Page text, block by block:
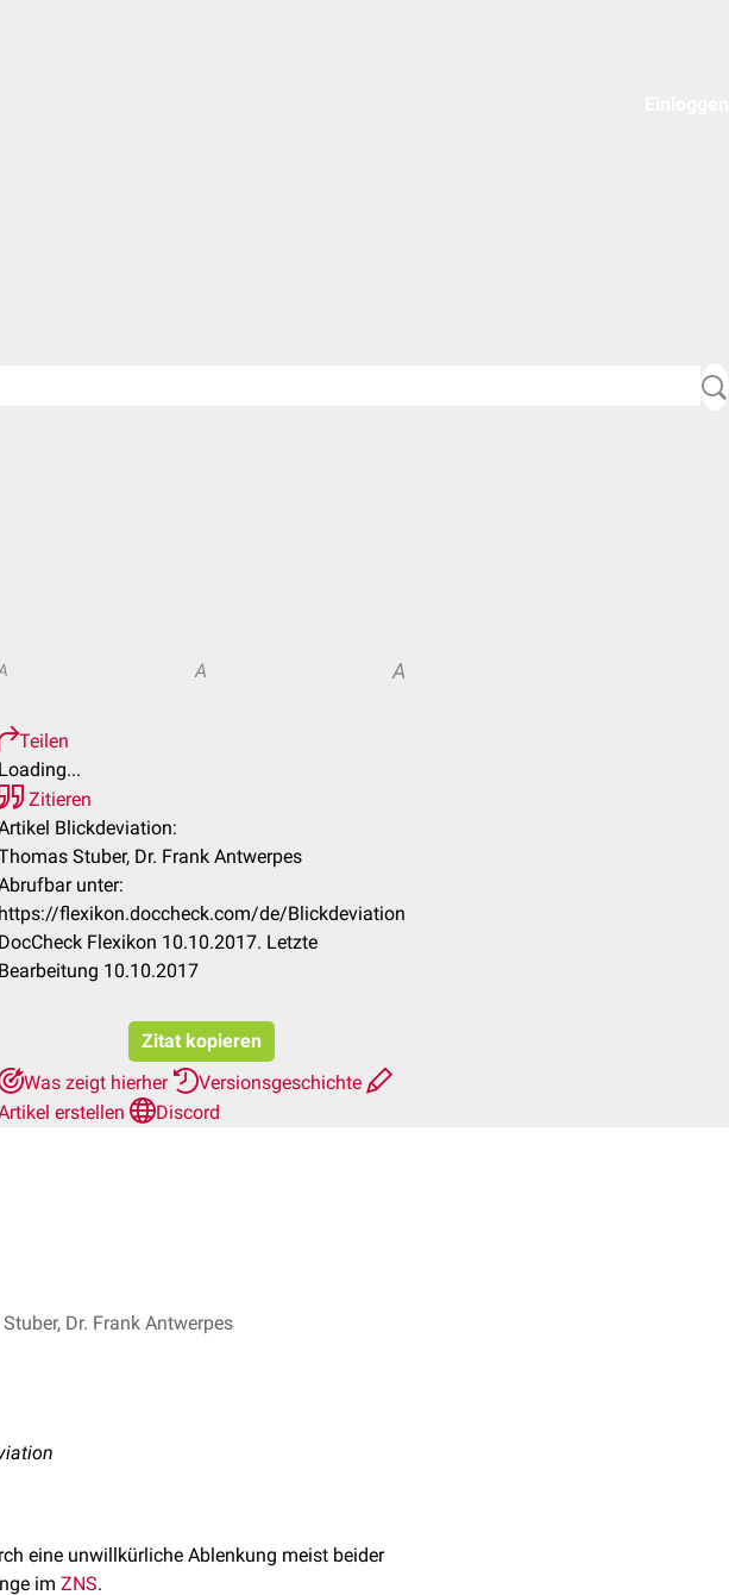
A A
Teilen
Loading...
Zitieren
Blickdeviation:
Stuber, Dr. Frank Antwerpes
unter:
https://flexikon.doccheck.com/de/Blickdeviation
DocCheck Flexikon 10.10.2017. Letzte
Bearbeitung 10.10.2017
Zitat kopieren
Was zeigt hierher
Versionsgeschichte
erstellen
Discord
Dr. Frank Antwerpes
eine unwillkürliche Ablenkung meist beider
im ZNS.